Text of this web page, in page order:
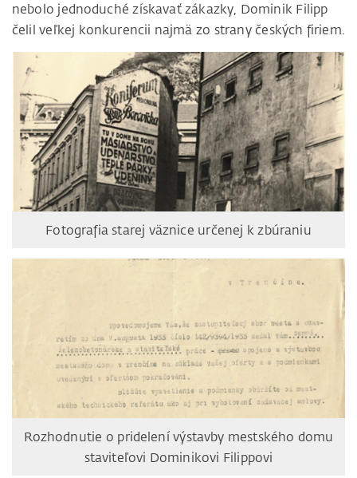
nebolo jednoduché získavať zákazky, Dominik Filipp
čelil veľkej konkurencii najmä zo strany českých firiem.
Fotografia starej väznice určenej k zbúraniu
Rozhodnutie o pridelení výstavby mestského domu
staviteľovi Dominikovi Filippovi